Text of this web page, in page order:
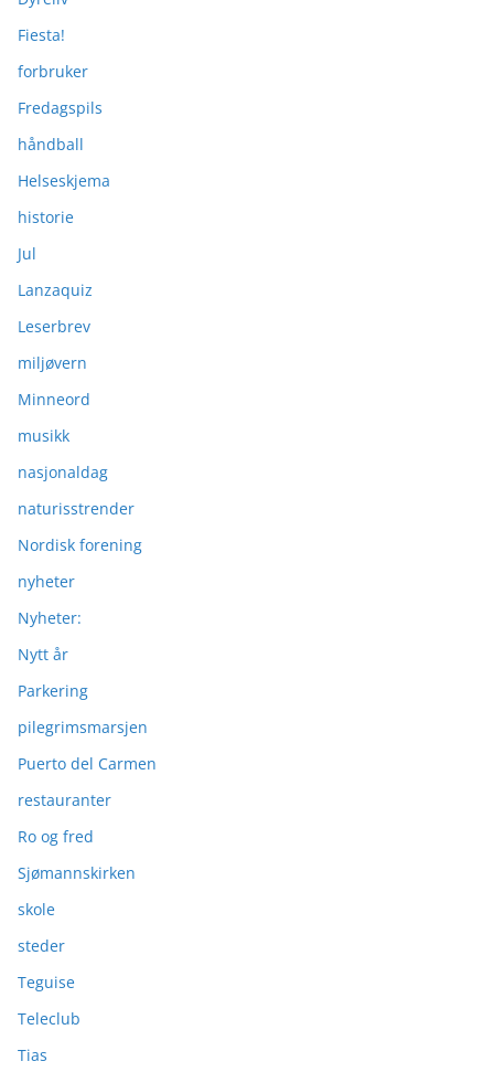
Fiesta!
forbruker
Fredagspils
håndball
Helseskjema
historie
Jul
Lanzaquiz
Leserbrev
miljøvern
Minneord
musikk
nasjonaldag
naturisstrender
Nordisk forening
nyheter
Nyheter:
Nytt år
Parkering
pilegrimsmarsjen
Puerto del Carmen
restauranter
Ro og fred
Sjømannskirken
skole
steder
Teguise
Teleclub
Tias